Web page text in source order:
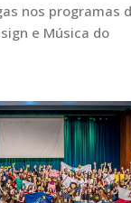
nos programas
e Música do